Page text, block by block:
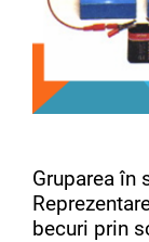
Gruparea în
becuri prin